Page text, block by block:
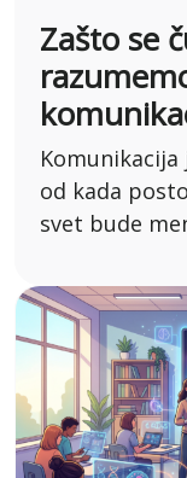
Zašto se
od kada
svet bude